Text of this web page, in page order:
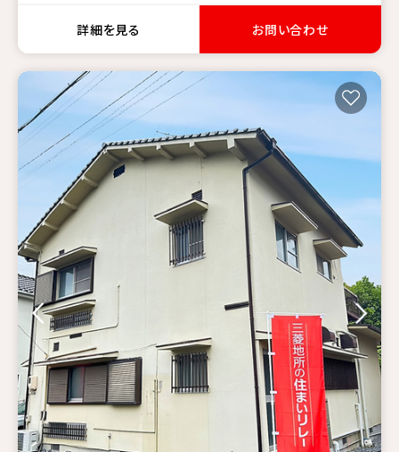
詳細を見る お問い合わせ